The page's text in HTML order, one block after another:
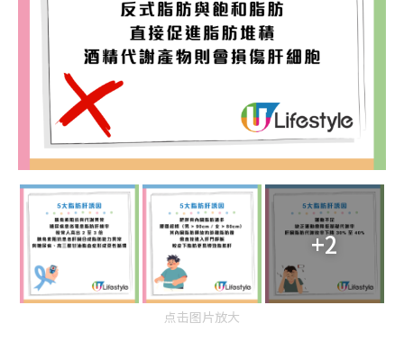
+2
点击图片放大